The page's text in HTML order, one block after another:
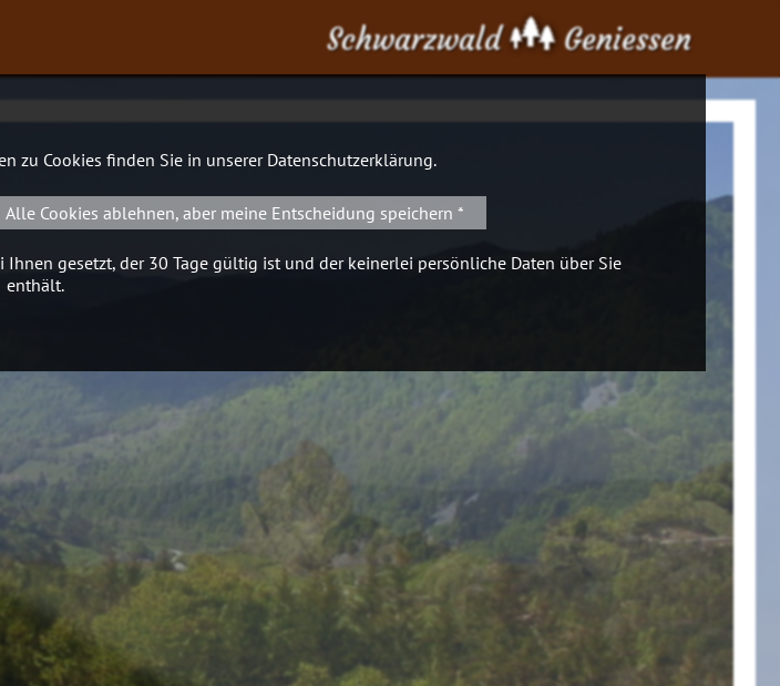
Schwarzwald Geniessen
zu Cookies finden Sie in unserer Datenschutzerklärung.
Alle Cookies ablehnen, aber meine Entscheidung speichern *
gesetzt, der 30 Tage gültig ist und der keinerlei persönliche Daten über Sie
enthält.